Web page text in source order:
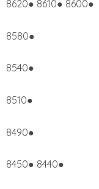
8620● 8610● 8600●
8580●
8540●
8510●
8490●
8450● 8440●